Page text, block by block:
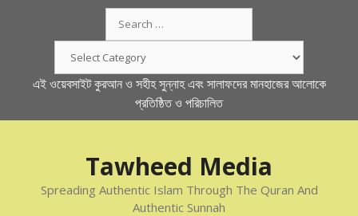
for:
এই ওয়েবসাইট কুরআন ও সহীহ সুন্নাহ এবং সালাফদের মানহাজের আলোকে
প্রতিষ্ঠিত ও পরিচালিত
Tawheed Media
Spreading Authentic Islam Through The Quran And
Authentic Sunnah